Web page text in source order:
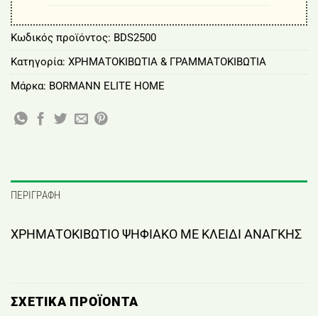
Κωδικός προϊόντος: BDS2500
Κατηγορία: ΧΡΗΜΑΤΟΚΙΒΩΤΙΑ & ΓΡΑΜΜΑΤΟΚΙΒΩΤΙΑ
Μάρκα: BORMANN ELITE HOME
ΠΕΡΙΓΡΑΦΉ
ΧΡΗΜΑΤΟΚΙΒΩΤΙΟ ΨΗΦΙΑΚΟ ΜΕ ΚΛΕΙΔΙ ΑΝΑΓΚΗΣ
ΣΧΕΤΙΚΆ ΠΡΟΪΌΝΤΑ